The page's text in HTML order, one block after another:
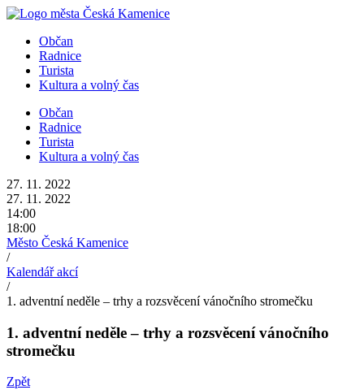
Přejít
obsahuObčan
Radnice
Turista
Kultura a volný čas
Občan
Radnice
Turista
Kultura a volný čas
27. 11. 2022
27. 11. 2022
14:00
18:00
Město Česká Kamenice
/
Kalendář akcí
/
1. adventní neděle – trhy a rozsvěcení vánočního stromečku
1. adventní neděle – trhy a rozsvěcení vánočního
stromečku
Zpět